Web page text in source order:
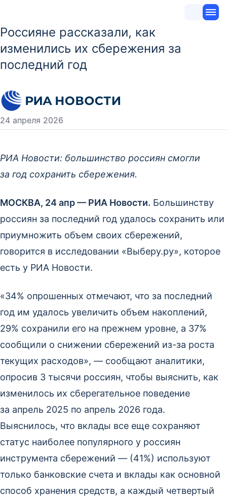
Россияне рассказали, как
изменились их сбережения за
последний год
24 апреля 2026
РИА Новости: большинство россиян смогли
за год сохранить сбережения.
МОСКВА, 24 апр — РИА Новости. Большинству
россиян за последний год удалось сохранить или
приумножить объем своих сбережений,
говорится в исследовании «Выберу.ру», которое
есть у РИА Новости.
«34% опрошенных отмечают, что за последний
год им удалось увеличить объем накоплений,
29% сохранили его на прежнем уровне, а 37%
сообщили о снижении сбережений из-за роста
текущих расходов», — сообщают аналитики,
опросив 3 тысячи россиян, чтобы выяснить, как
изменилось их сберегательное поведение
за апрель 2025 по апрель 2026 года.
Выяснилось, что вклады все еще сохраняют
статус наиболее популярного у россиян
инструмента сбережений — (41%) используют
только банковские счета и вклады как основной
способ хранения средств, а каждый четвертый